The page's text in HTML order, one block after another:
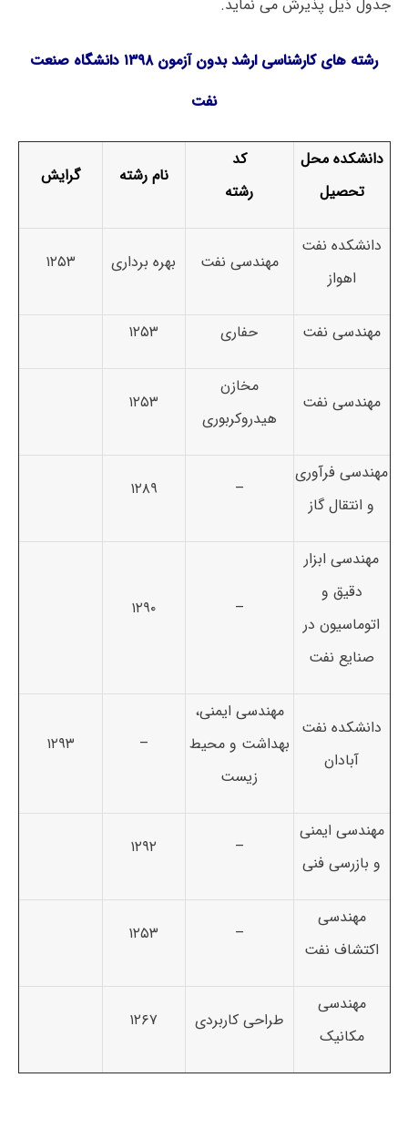
جدول ذیل پذیرش می نماید.
رشته های کارشناسی ارشد بدون آزمون ۱۳۹۸ دانشگاه صنعت
نفت
دانشکده محل
تحصیل
کد
رشته
نام رشته گرایش
دانشکده نفت
اهواز
مهندسی نفت بهره برداری ۱۲۵۳
مهندسی نفت حفاری ۱۲۵۳
مهندسی نفت
مخازن
هیدروکربوری
۱۲۵۳
مهندسی فرآوری
و انتقال گاز
– ۱۲۸۹
مهندسی ابزار
دقیق و
اتوماسیون در
صنایع نفت
– ۱۲۹۰
دانشکده نفت
آبادان
مهندسی ایمنی،
بهداشت و محیط
زیست
– ۱۲۹۳
مهندسی ایمنی
و بازرسی فنی
– ۱۲۹۲
مهندسی
اکتشاف نفت
– ۱۲۵۳
مهندسی
مکانیک
طراحی کاربردی ۱۲۶۷